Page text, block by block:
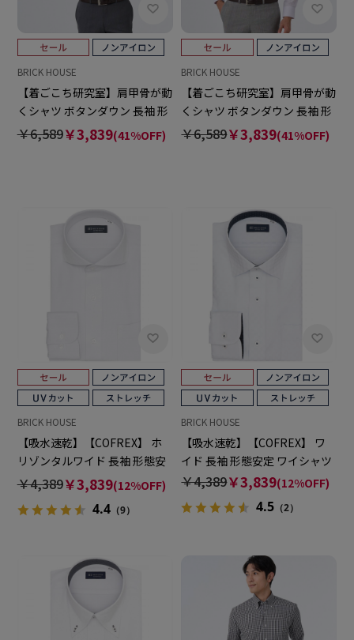
BRICK HOUSE
【着ごこち研究室】肩甲骨が動
くシャツ ボタンダウン 長袖 形
態安定 ワイシャツ
￥6,589￥3,839(41%OFF)
BRICK HOUSE
【着ごこち研究室】肩甲骨が動
くシャツ ボタンダウン 長袖 形
態安定 ワイシャツ
￥6,589￥3,839(41%OFF)
BRICK HOUSE
【吸水速乾】【COFREX】 ホ
リゾンタルワイド 長袖 形態安
定 ワイシャツ
￥4,389￥3,839(12%OFF)
4.4（9）
BRICK HOUSE
【吸水速乾】【COFREX】 ワ
イド 長袖 形態安定 ワイシャツ
￥4,389￥3,839(12%OFF)
4.5 （2）